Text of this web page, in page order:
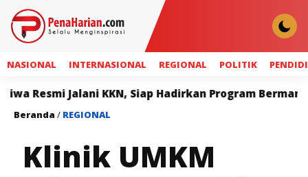
NASIONAL INTERNASIONAL REGIONAL POLITIK
KKN, Siap Hadirkan Program Bermanfaat bagi
Beranda / REGIONAL
Klinik UMKM